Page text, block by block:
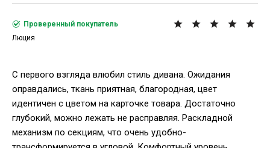
С первого взгляда влюбил стиль дивана. Ожидания
оправдались, ткань приятная, благородная, цвет
идентичен с цветом на карточке товара. Достаточно
глубокий, можно лежать не расправляя. Раскладной
механизм по секциям, что очень удобно-
Проверенный покупатель
Люция